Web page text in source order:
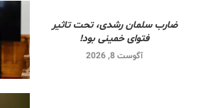
ضارب سلمان رشدی، تحت تاثیر
فتوای خمینی بود!
آگوست 8, 2026